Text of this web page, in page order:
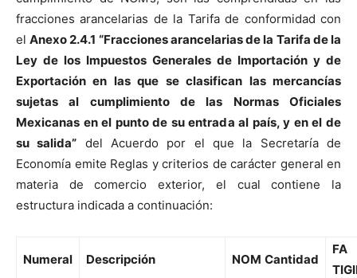
fracciones arancelarias de la Tarifa de conformidad con
elAnexo 2.4.1 “Fracciones arancelarias de la Tarifa de la
Ley de los Impuestos Generales de Importación y de
Exportación en las que se clasifican las mercancías
sujetas al cumplimiento de las Normas Oficiales
Mexicanas en el punto de su entrada al país, y en el de
su salida” del Acuerdo por el que la Secretaría de
Economía emite Reglas y criterios de carácter general en
materia de comercio exterior, el cual contiene la
estructura indicada a continuación:
Numeral Descripción NOM Cantidad
FA